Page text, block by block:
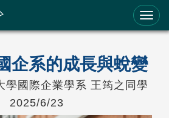
才輔助系統
企系的成長與蛻變
學國際企業學系 王筠之同學
2025/6/23